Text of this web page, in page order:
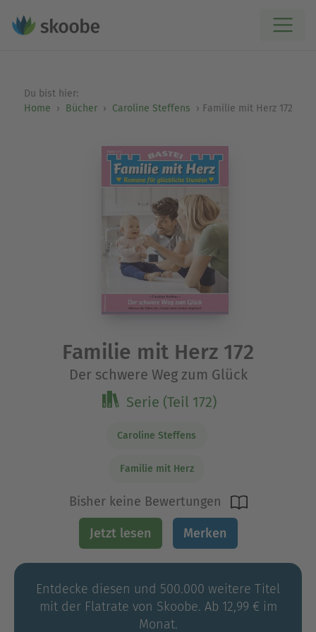
Du bist hier:
Home
Bücher Caroline Steffens Familie mit Herz 172
Familie mit Herz 172
Der schwere Weg zum Glück
Serie (Teil 172)
Caroline Steffens
Familie mit Herz
Bisher keine Bewertungen
Jetzt lesen Merken
Entdecke diesen und 500.000 weitere Titel
mit der Flatrate von Skoobe. Ab 12,99 € im
Monat.